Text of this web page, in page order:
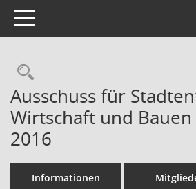
Toggle navigation
Rechercheauswahl
Ausschuss für
Wirtschaft und
2016
Informationen